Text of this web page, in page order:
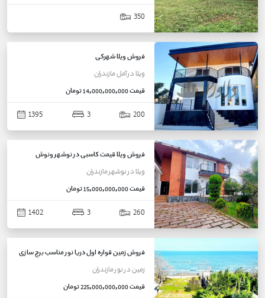
350
فروش ویلا شهرکی
ویلادرآملمازندران
قیمت14,000,000,000 تومان
200
3
1395
فروش ویلا قیمت کاسبی در نوشهر ونوش
ویلادرنوشهرمازندران
قیمت15,000,000,000 تومان
260
3
1402
فروش زمین قواره اول دریا نور مناسب برج سازی
زمیندرنورمازندران
قیمت225,000,000,000 تومان